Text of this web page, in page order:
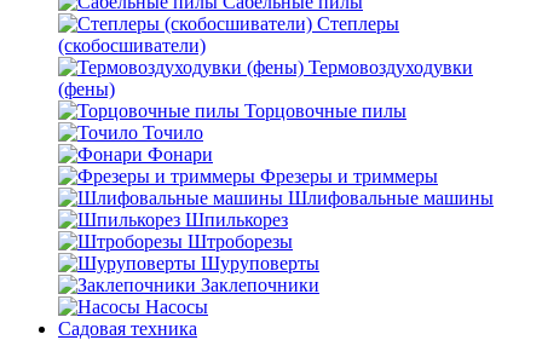
Степлеры
(скобосшиватели)
Термовоздуходувки
(фены)
Торцовочные пилы
Точило
Фонари
Фрезеры и триммеры
Шлифовальные машины
Шпилькорез
Штроборезы
Шуруповерты
Заклепочники
Насосы
Садовая техника